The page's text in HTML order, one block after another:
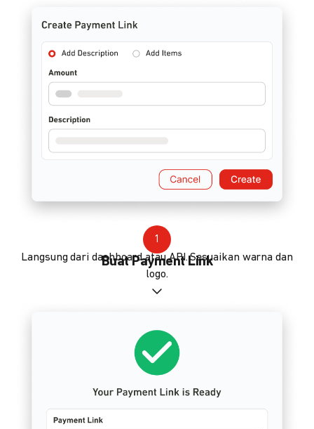
1
Buat Payment Link
Langsung dari dashboard atau API. Sesuaikan warna dan
logo.